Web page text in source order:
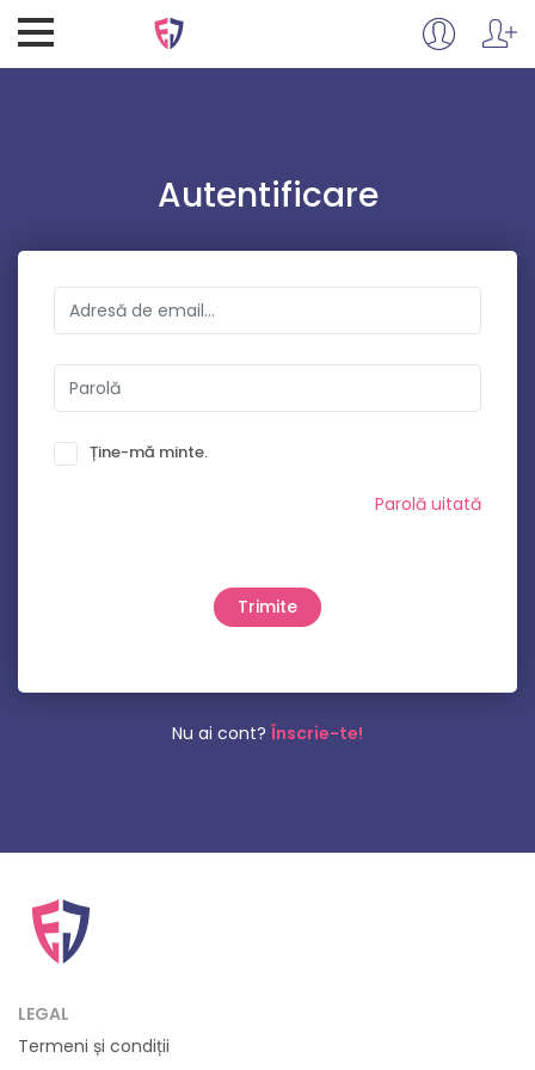
Autentificare
Ține-mă minte.
Parolă uitată
Nu ai cont? Înscrie-te!
LEGAL
Termeni și condiții